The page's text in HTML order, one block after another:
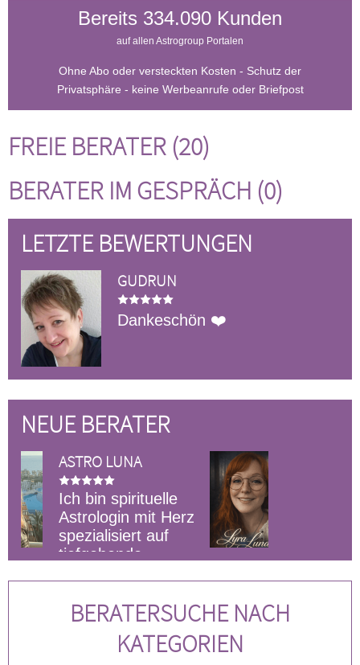
Bereits 334.090 Kunden
auf allen Astrogroup Portalen
Ohne Abo oder versteckten Kosten - Schutz der
Privatsphäre - keine Werbeanrufe oder Briefpost
FREIE BERATER (20)
BERATER IM GESPRÄCH (0)
LETZTE BEWERTUNGEN
GUDRUN
Dankeschön ❤️
NEUE BERATER
LYRA LUNARIS
Klar, ehrlich und
unverblümt.
Kartenlegerin und
Medium.
BERATERSUCHE NACH
KATEGORIEN